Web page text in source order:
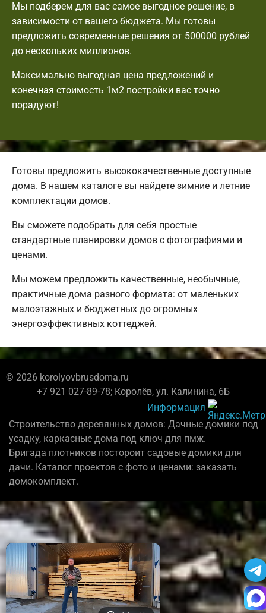
Мы подберем для вас самое выгодное решение, в
зависимости от вашего бюджета. Мы готовы
предложить современные решения от 500000 рублей
до нескольких миллионов.
Максимально выгодная цена предложений и
конечная стоимость 1м2 постройки вас точно
порадуют!
Готовы предложить высококачественные доступные
дома. В нашем каталоге вы найдете зимние и летние
комплектации домов.
Вы сможете подобрать для себя простые
стандартные планировки домов с фотографиями и
ценами.
Мы можем предложить качественные, необычные,
практичные дома разного формата: от маленьких
малоэтажных и бюджетных до огромных
энергоэффективных коттеджей.
© 2026 korolyovbrusdoma.ru
+7 921 027-89-78; Королёв, ул. Калинина, 6Б
Информация
Строительство деревянных домов: Дачные домики под
усадку, каркасные дома под ключ для пмж.
Бригада плотников постороит садовые домики для
дачи. Каталог проектов с фото и ценами: заказать
домокомплект.